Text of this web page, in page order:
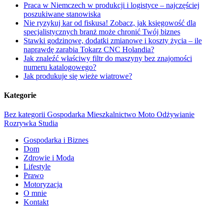
Praca w Niemczech w produkcji i logistyce – najczęściej
poszukiwane stanowiska
Nie ryzykuj kar od fiskusa! Zobacz, jak księgowość dla
specjalistycznych branż może chronić Twój biznes
Stawki godzinowe, dodatki zmianowe i koszty życia – ile
naprawdę zarabia Tokarz CNC Holandia?
Jak znaleźć właściwy filtr do maszyny bez znajomości
numeru katalogowego?
Jak produkuje się wieże wiatrowe?
Kategorie
Bez kategorii Gospodarka Mieszkalnictwo Moto Odżywianie
Rozrywka Studia
Gospodarka i Biznes
Dom
Zdrowie i Moda
Lifestyle
Prawo
Motoryzacja
O mnie
Kontakt